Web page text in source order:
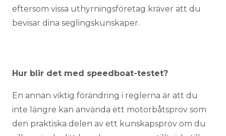
eftersom vissa uthyrningsföretag kräver att du
bevisar dina seglingskunskaper.
Hur blir det med speedboat-testet?
En annan viktig förändring i reglerna är att du
inte längre kan använda ett motorbåtsprov som
den praktiska delen av ett kunskapsprov om du